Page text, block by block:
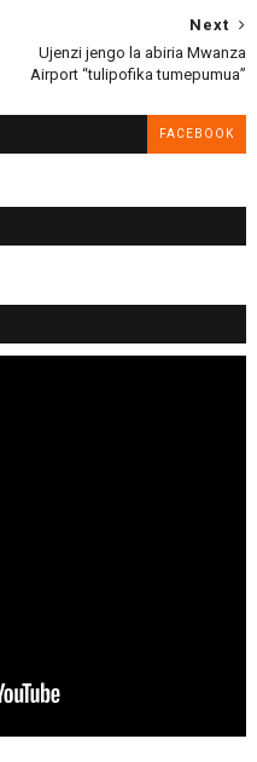
Next
Ujenzi jengo la abiria Mwanza
Airport “tulipofika tumepumua”
FACEBOOK